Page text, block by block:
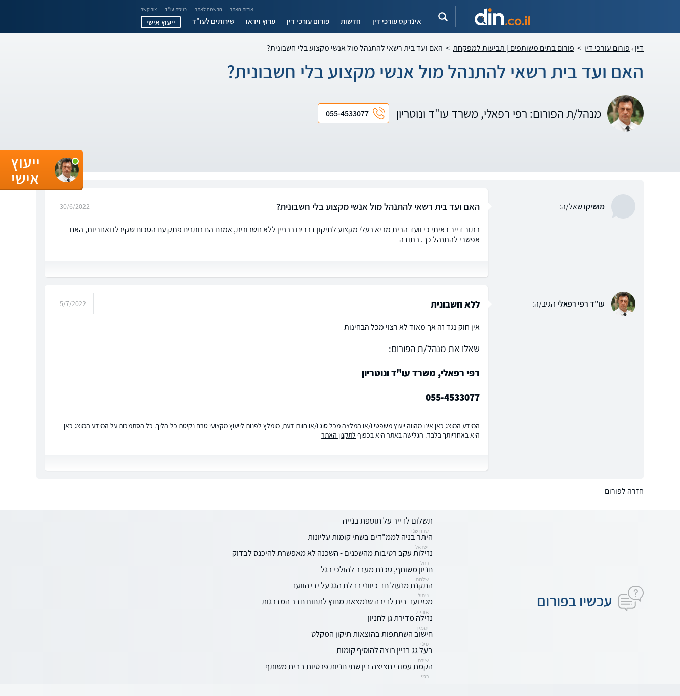
אודות האתר הרשמה לאתר כניסת עו"ד צור קשר
אינדקס עורכי דין חדשות פורום עורכי דין ערוץ וידאו שירותים לעו"ד ייעוץ אישי
דין פורום עורכי דין > פורום בתים משותפים | תביעות למפקחת > האם ועד בית רשאי להתנהל מול אנשי מקצוע בלי חשבונית?
האם ועד בית רשאי להתנהל מול אנשי מקצוע בלי חשבונית?
מנהל/ת הפורום: רפי רפאלי, משרד עו"ד ונוטריון 055-4533077
מושיקושאל/ה: האם ועד בית רשאי להתנהל מול אנשי מקצוע בלי חשבונית? 30/6/2022
בתור דייר ראיתי כי וועד הבית מביא בעלי מקצוע לתיקון דברים בבניין ללא חשבונית, אמנם הם נותנים פתק עם הסכום שקיבלו ואחריות, האם
אפשרי להתנהל כך. בתודה
עו"ד רפי רפאלי הגיב/ה: ללא חשבונית 5/7/2022
אין חוק נגד זה אך מאוד לא רצוי מכל הבחינות
שאלו את מנהל/ת הפורום:
רפי רפאלי, משרד עו"ד ונוטריון
055-4533077
המידע המוצג כאן אינו מהווה ייעוץ משפטי ו/או המלצה מכל סוג ו/או חוות דעת, מומלץ לפנות לייעוץ מקצועי טרם נקיטת כל הליך. כל הסתמכות על המידע המוצג כאן
היא באחריותך בלבד. הגלישה באתר היא בכפוף לתקנון האתר
חזרה לפורום
עכשיו בפורום
תשלום לדייר על תוספת בנייה
שרון שני
היתר בניה לממ"דים בשתי קומות עליונות
ישראל
נזילות עקב רטיבות מהשכנים - השכנה לא מאפשרת להיכנס לבדוק
רחל
חניון משותף, סכנת מעבר להולכי רגל
שלמה
התקנת מנעול חד כיווני בדלת הגג על ידי הוועד
ניהול
מסי ועד בית לדירה שנמצאת מחוץ לתחום חדר המדרגות
אורית
נזילה מדירת גן לחניון
יסמין
חישוב השתתפות בהוצאות תיקון המקלט
פיני
בעל גג בניין רוצה להוסיף קומות
שירה
הקמת עמודי חציצה בין שתי חניות פרטיות בבית משותף
רמי
ייעוץ
אישי